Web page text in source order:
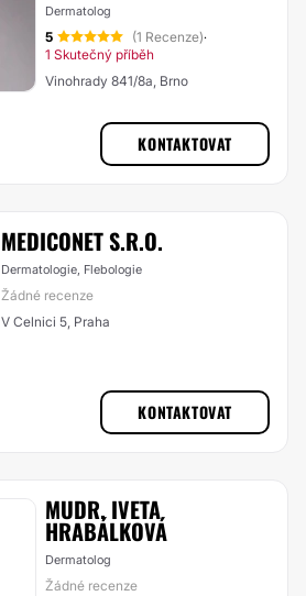
Dermatolog
5 (1 Recenze)·
1 Skutečný příběh
Vinohrady 841/8a, Brno
KONTAKTOVAT
MEDICONET S.R.O.
Dermatologie, Flebologie
Žádné recenze
V Celnici 5, Praha
KONTAKTOVAT
MUDR. IVETA
HRABÁLKOVÁ
Dermatolog
Žádné recenze